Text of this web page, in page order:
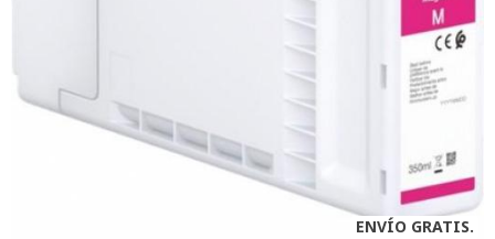
ENVÍO GRATIS.